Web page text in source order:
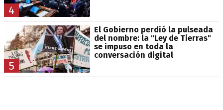
4
5
El Gobierno perdió la pulseada
del nombre: la "Ley de Tierras"
se impuso en toda la
conversación digital